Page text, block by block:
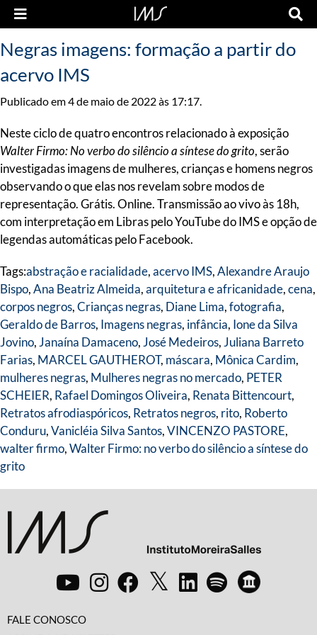
Negras imagens: formação a partir do
acervo IMS
Publicado em 4 de maio de 2022 às 17:17.
Neste ciclo de quatro encontros relacionado à exposição
Walter Firmo: No verbo do silêncio a síntese do grito, serão
investigadas imagens de mulheres, crianças e homens negros
observando o que elas nos revelam sobre modos de
representação. Grátis. Online. Transmissão ao vivo às 18h,
com interpretação em Libras pelo YouTube do IMS e opção de
legendas automáticas pelo Facebook.
Tags:abstração e racialidade,acervo IMS,Alexandre Araujo
Bispo,Ana Beatriz Almeida,arquitetura e africanidade,cena,
corpos negros,Crianças negras, Diane Lima,fotografia,
Geraldo de Barros, Imagens negras, infância, Ione da Silva
Jovino, Janaína Damaceno, José Medeiros, Juliana Barreto
Farias, MARCEL GAUTHEROT, máscara, Mônica Cardim,
mulheres negras, Mulheres negras no mercado, PETER
SCHEIER, Rafael Domingos Oliveira, Renata Bittencourt,
Retratos afrodiaspóricos, Retratos negros, rito, Roberto
Conduru,Vanicléia Silva Santos,VINCENZO PASTORE,
walter firmo,Walter Firmo: no verbo do silêncio a síntese do
grito
FALE CONOSCO